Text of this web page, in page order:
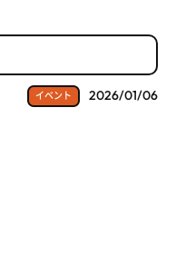
イベント 2026/01/06